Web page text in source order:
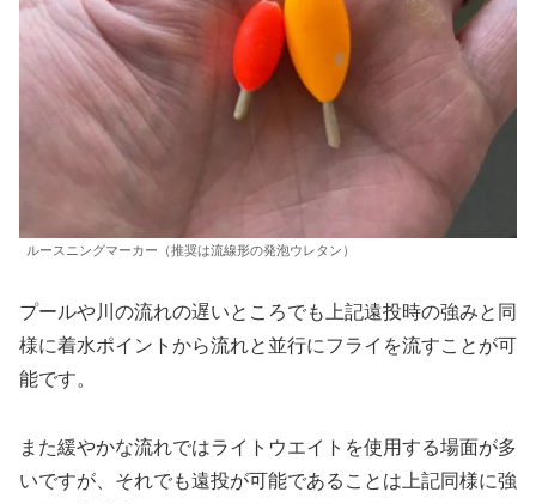
ルースニングマーカー（推奨は流線形の発泡ウレタン）
プールや川の流れの遅いところでも上記遠投時の強みと同
様に着水ポイントから流れと並行にフライを流すことが可
能です。
また緩やかな流れではライトウエイトを使用する場面が多
いですが、それでも遠投が可能であることは上記同様に強